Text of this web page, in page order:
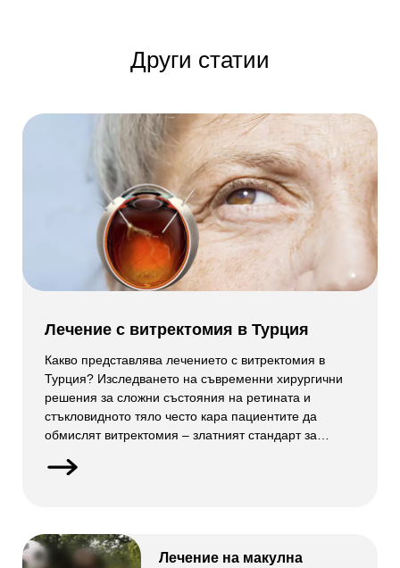
Други статии
Лечение с витректомия в Турция
Какво представлява лечението с витректомия в
Турция? Изследването на съвременни хирургични
решения за сложни състояния на ретината и
стъкловидното тяло често кара пациентите да
обмислят витректомия – златният стандарт за
бързо се превърна в предпочитана дестинация за
Лечение на макулна